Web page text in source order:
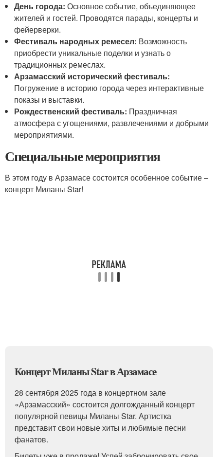
День города: Основное событие, объединяющее
жителей и гостей. Проводятся парады, концерты и
фейерверки.
Фестиваль народных ремесел: Возможность
приобрести уникальные поделки и узнать о
традиционных ремеслах.
Арзамасский исторический фестиваль:
Погружение в историю города через интерактивные
показы и выставки.
Рождественский фестиваль: Праздничная
атмосфера с угощениями, развлечениями и добрыми
мероприятиями.
Специальные мероприятия
В этом году в Арзамасе состоится особенное событие –
концерт Миланы Star!
Концерт Миланы Star в Арзамасе
28 сентября 2025 года в концертном зале
«Арзамасский» состоится долгожданный концерт
популярной певицы Миланы Star. Артистка
представит свои новые хиты и любимые песни
фанатов.